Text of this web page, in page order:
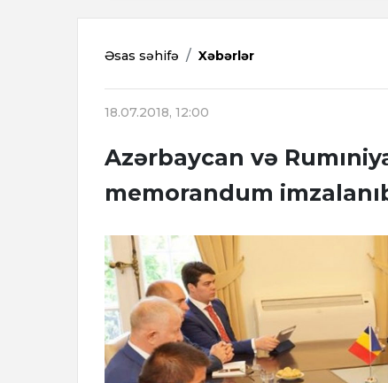
Əsas səhifə Xəbərlər
18.07.2018, 12:00
Azərbaycan və
memorandum